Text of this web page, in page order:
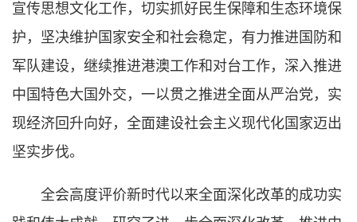
宣传思想文化工作，切实抓好民生保障和生态环境保
护，坚决维护国家安全和社会稳定，有力推进国防和
军队建设，继续推进港澳工作和对台工作，深入推进
中国特色大国外交，一以贯之推进全面从严治党，实
现经济回升向好，全面建设社会主义现代化国家迈出
坚实步伐。
全会高度评价新时代以来全面深化改革的成功实